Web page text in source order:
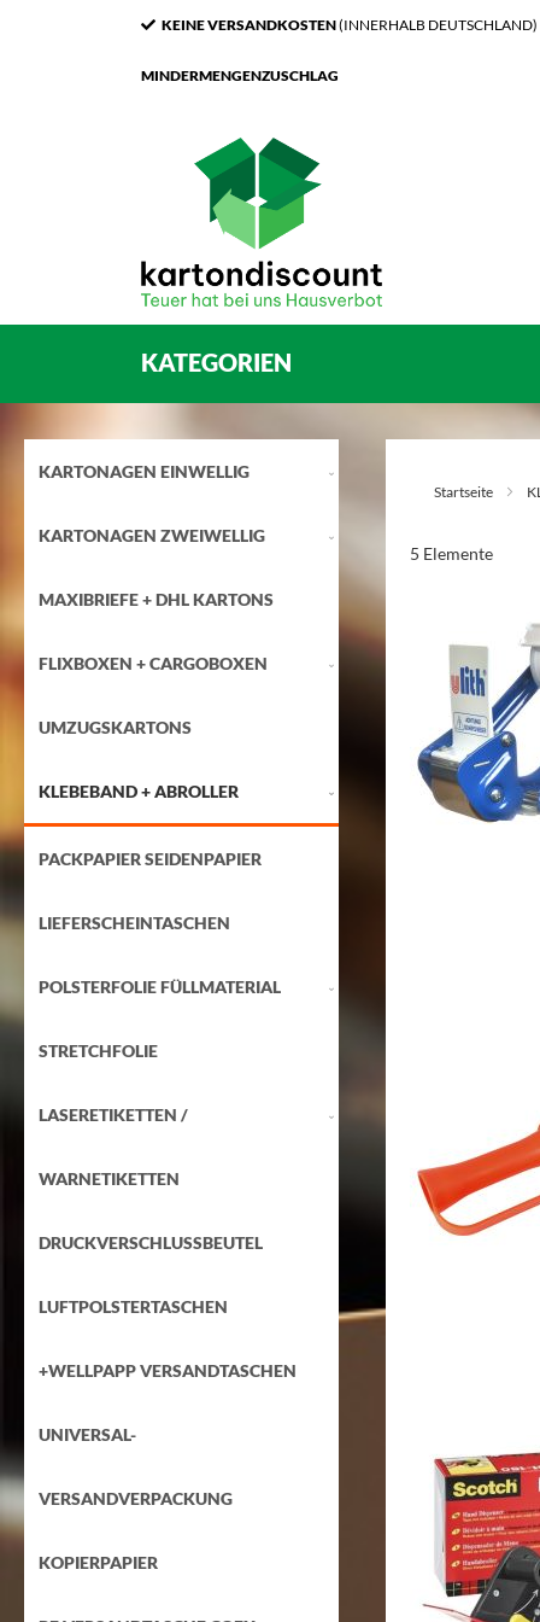
KEINE VERSANDKOSTEN(INNERHALB DEUTSCHLAND)
MINDERMENGENZUSCHLAG
KATEGORIEN
Startseite
5 Elemente
KARTONAGEN EINWELLIG
KARTONAGEN ZWEIWELLIG
MAXIBRIEFE + DHL KARTONS
FLIXBOXEN + CARGOBOXEN
UMZUGSKARTONS
KLEBEBAND + ABROLLER
PACKPAPIER SEIDENPAPIER
LIEFERSCHEINTASCHEN
POLSTERFOLIE FÜLLMATERIAL
STRETCHFOLIE
LASERETIKETTEN /
WARNETIKETTEN
DRUCKVERSCHLUSSBEUTEL
LUFTPOLSTERTASCHEN
+WELLPAPP VERSANDTASCHEN
UNIVERSAL-
VERSANDVERPACKUNG
KOPIERPAPIER